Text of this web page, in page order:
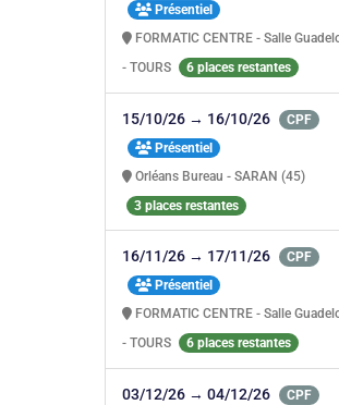
Présentiel
FORMATIC CENTRE - Salle
- TOURS
6 places restantes
15/10/26 → 16/10/26
CPF
Présentiel
Orléans Bureau - SARAN (45)
3 places restantes
16/11/26 → 17/11/26
CPF
Présentiel
FORMATIC CENTRE - Salle
- TOURS
6 places restantes
03/12/26 → 04/12/26
CPF